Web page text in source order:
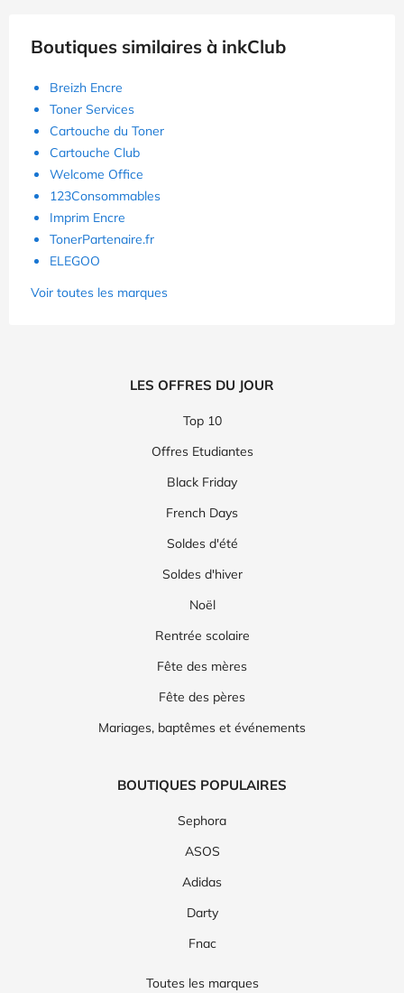
Boutiques similaires à inkClub
Breizh Encre
Toner Services
Cartouche du Toner
Cartouche Club
Welcome Office
123Consommables
Imprim Encre
TonerPartenaire.fr
ELEGOO
Voir toutes les marques
LES OFFRES DU JOUR
Top 10
Offres Etudiantes
Black Friday
French Days
Soldes d'été
Soldes d'hiver
Noël
Rentrée scolaire
Fête des mères
Fête des pères
Mariages, baptêmes et événements
BOUTIQUES POPULAIRES
Sephora
ASOS
Adidas
Darty
Fnac
Toutes les marques